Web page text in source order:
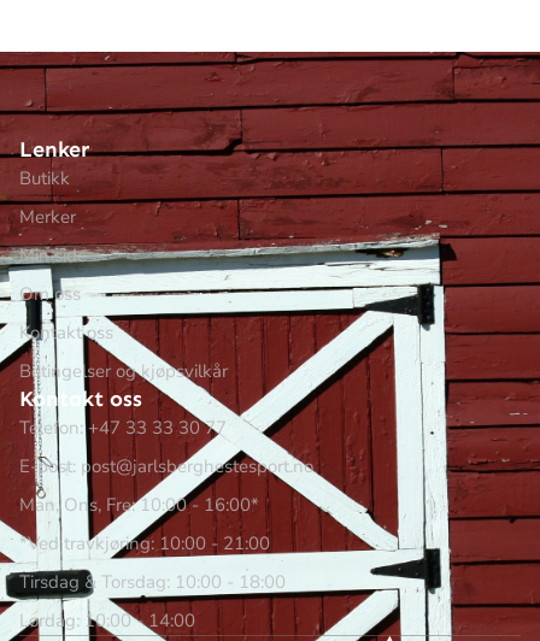
Lenker
Butikk
Merker
Min side
Om oss
Kontakt oss
Betingelser og kjøpsvilkår
Kontakt oss
Telefon: +47 33 33 30 77
E-post: post@jarlsberghestesport.no
Man, Ons, Fre: 10:00 - 16:00*
*Ved travkjøring: 10:00 - 21:00
Tirsdag & Torsdag: 10:00 - 18:00
Lørdag: 10:00 - 14:00